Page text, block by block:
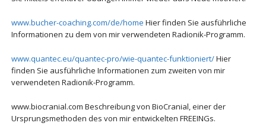
www.bucher-coaching.com/de/home Hier finden Sie ausführliche
Informationen zu dem von mir verwendeten Radionik-Programm.
www.quantec.eu/quantec-pro/wie-quantec-funktioniert/Hier
finden Sie ausführliche Informationen zum zweiten von mir
verwendeten Radionik-Programm.
www.biocranial.com Beschreibung von BioCranial, einer der
Ursprungsmethoden des von mir entwickelten FREEINGs.